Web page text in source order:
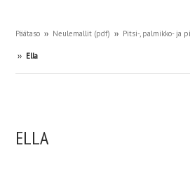
Päätaso ›› Neulemallit (pdf) ›› Pitsi-, palmikko- ja
›› Ella
ELLA